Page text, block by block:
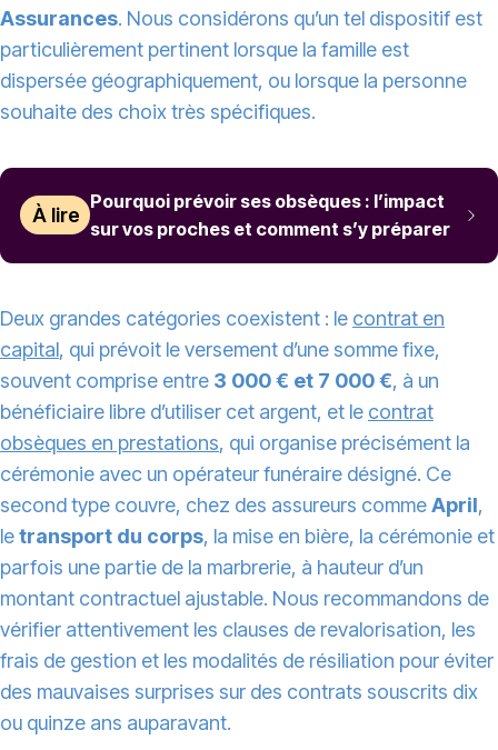
Assurances. Nous considérons qu’un tel dispositif est
particulièrement pertinent lorsque la famille est
dispersée géographiquement, ou lorsque la personne
souhaite des choix très spécifiques.
À lire
Pourquoi prévoir ses obsèques : l’impact
sur vos proches et comment s’y préparer
Deux grandes catégories coexistent : le contrat en
capital, qui prévoit le versement d’une somme fixe,
souvent comprise entre 3 000 € et 7 000 €, à un
bénéficiaire libre d’utiliser cet argent, et le contrat
obsèques en prestations, qui organise précisément la
cérémonie avec un opérateur funéraire désigné. Ce
second type couvre, chez des assureurs commeApril,
letransport du corps, la mise en bière, la cérémonie et
parfois une partie de la marbrerie, à hauteur d’un
montant contractuel ajustable. Nous recommandons de
vérifier attentivement les clauses de revalorisation, les
frais de gestion et les modalités de résiliation pour éviter
des mauvaises surprises sur des contrats souscrits dix
ou quinze ans auparavant.